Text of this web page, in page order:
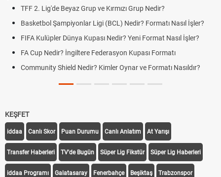
TFF 2. Lig'de Beyaz Grup ve Kırmızı Grup Nedir?
Basketbol Şampiyonlar Ligi (BCL) Nedir? Formatı Nasıl İşler?
FIFA Kulüpler Dünya Kupası Nedir? Yeni Format Nasıl İşler?
FA Cup Nedir? İngiltere Federasyon Kupası Formatı
Community Shield Nedir? Kimler Oynar ve Formatı Nasıldır?
KEŞFET
iddaa Canlı Skor Puan Durumu Canlı Anlatım At Yarışı
Transfer Haberleri TV'de Bugün Süper Lig Fikstür Süper Lig Haberleri
iddaa Programı Galatasaray Fenerbahçe Beşiktaş Trabzonspor